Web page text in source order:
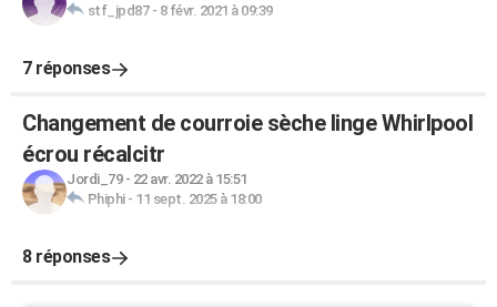
stf_jpd87- 8 févr. 2021 à 09:39
7 réponses
Changement de courroie sèche linge Whirlpool
écrou récalcitr
Jordi_79- 22 avr. 2022 à 15:51
Phiphi- 11 sept. 2025 à 18:00
8 réponses